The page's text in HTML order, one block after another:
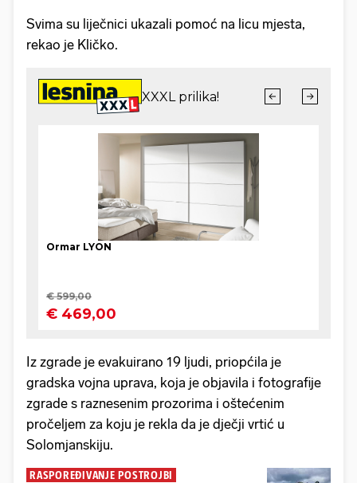
Svima su liječnici ukazali pomoć na licu mjesta,
rekao je Kličko.
Iz zgrade je evakuirano 19 ljudi, priopćila je
gradska vojna uprava, koja je objavila i fotografije
zgrade s raznesenim prozorima i oštećenim
pročeljem za koju je rekla da je dječji vrtić u
Solomjanskiju.
RASPOREĐIVANJE POSTROJBI